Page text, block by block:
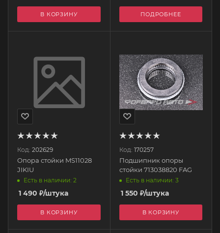
В КОРЗИНУ ПОДРОБНЕЕ
Код: 202629
Опора стойки MS11028
JIKIU
Есть в наличии: 2
1 490 ₽/штука
В КОРЗИНУ
Код: 170257
Подшипник опоры
стойки 713038820 FAG
Есть в наличии: 3
1 550 ₽/штука
В КОРЗИНУ